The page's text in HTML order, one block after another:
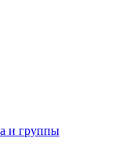
и группы